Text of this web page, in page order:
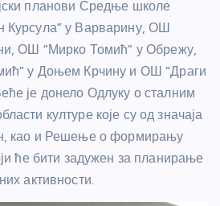
планови Средње школе
Курсула” у Варварину, ОШ
ОШ “Мирко Томић” у Обрежу,
у Доњем Крчину и ОШ “Драги
је донело Одлуку о сталним
културе које су од значаја
као и Решење о формирању
ће бити задужен за планирање
активности.